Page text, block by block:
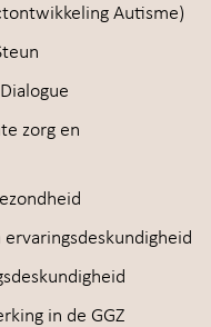
Autisme)
zorg en
in de GGZ